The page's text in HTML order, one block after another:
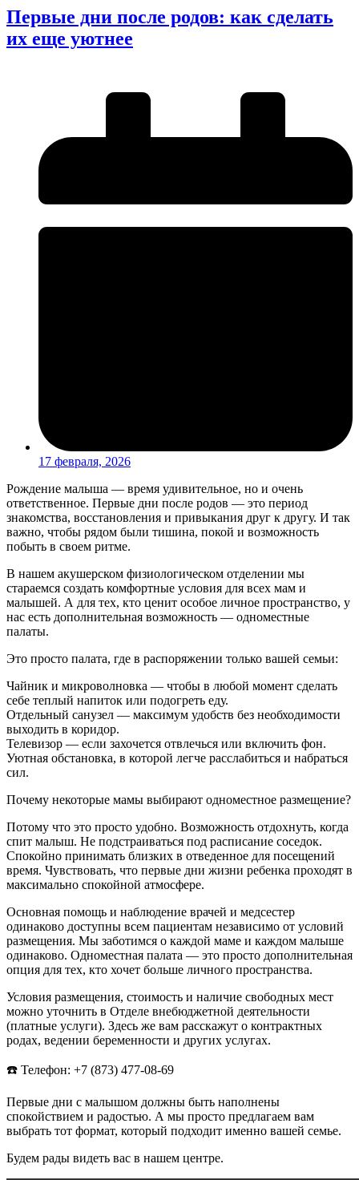
Первые дни после родов: как сделать
их еще уютнее
17 февраля, 2026
Рождение малыша — время удивительное, но и очень
ответственное. Первые дни после родов — это период
знакомства, восстановления и привыкания друг к другу. И так
важно, чтобы рядом были тишина, покой и возможность
побыть в своем ритме.
В нашем акушерском физиологическом отделении мы
стараемся создать комфортные условия для всех мам и
малышей. А для тех, кто ценит особое личное пространство, у
нас есть дополнительная возможность — одноместные
палаты.
Это просто палата, где в распоряжении только вашей семьи:
Чайник и микроволновка — чтобы в любой момент сделать
себе теплый напиток или подогреть еду.
Отдельный санузел — максимум удобств без необходимости
выходить в коридор.
Телевизор — если захочется отвлечься или включить фон.
Уютная обстановка, в которой легче расслабиться и набраться
сил.
Почему некоторые мамы выбирают одноместное размещение?
Потому что это просто удобно. Возможность отдохнуть, когда
спит малыш. Не подстраиваться под расписание соседок.
Спокойно принимать близких в отведенное для посещений
время. Чувствовать, что первые дни жизни ребенка проходят в
максимально спокойной атмосфере.
Основная помощь и наблюдение врачей и медсестер
одинаково доступны всем пациентам независимо от условий
размещения. Мы заботимся о каждой маме и каждом малыше
одинаково. Одноместная палата — это просто дополнительная
опция для тех, кто хочет больше личного пространства.
Условия размещения, стоимость и наличие свободных мест
можно уточнить в Отделе внебюджетной деятельности
(платные услуги). Здесь же вам расскажут о контрактных
родах, ведении беременности и других услугах.
☎️ Телефон: +7 (873) 477-08-69
Первые дни с малышом должны быть наполнены
спокойствием и радостью. А мы просто предлагаем вам
выбрать тот формат, который подходит именно вашей семье.
Будем рады видеть вас в нашем центре.